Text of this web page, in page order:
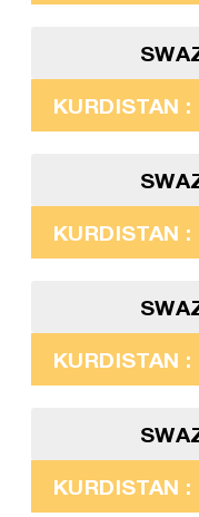
KURDISTAN :
KURDISTAN :
KURDISTAN :
KURDISTAN :